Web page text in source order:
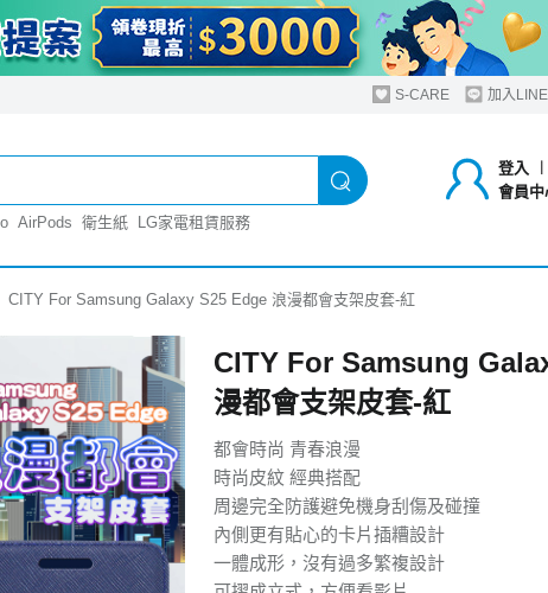
S-CARE 加入LINE
登入 ︱
會員中
AirPods 衛生紙 LG家電租賃服務
CITY For Samsung Galaxy S25 Edge 浪漫都會支架皮套-紅
CITY For Samsung
漫都會支架皮套-紅
都會時尚 青春浪漫
時尚皮紋 經典搭配
周邊完全防護避免機身刮傷及碰撞
內側更有貼心的卡片插糟設計
一體成形，沒有過多繁複設計